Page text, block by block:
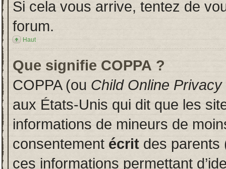
Si cela vous arrive, tentez de
forum.
Haut
Que signifie COPPA ?
COPPA (ou Child Online
aux États-Unis qui dit que les
informations de mineurs de
consentement écrit des parents
ces informations permettant